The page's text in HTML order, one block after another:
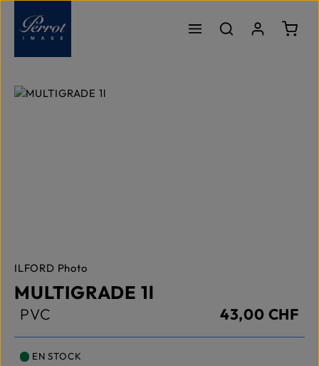
Passer au contenu principal
Le
Ignorer la galerie d'images
ILFORD Photo
MULTIGRADE 1l
PVC 43,00 CHF
EN STOCK